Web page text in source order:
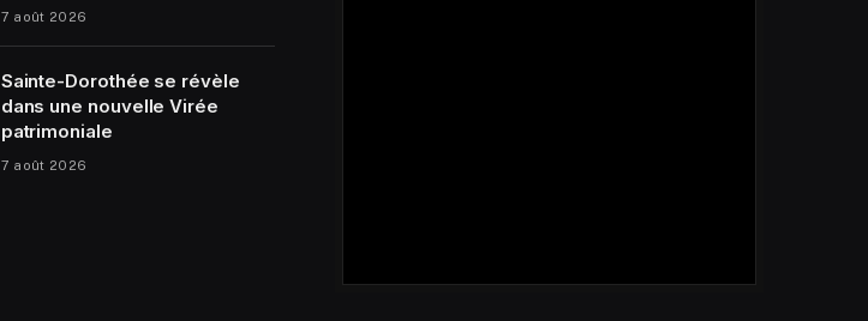
7 août 2026
Sainte-Dorothée se révèle
dans une nouvelle Virée
patrimoniale
7 août 2026